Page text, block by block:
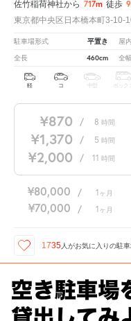
佐竹稲荷神社から 717m 徒歩
東京都中央区日本橋本町3-10-
駐車場形式 平置き 屋
全長 460cm 全
軽 コ 中型 ボック
¥870 / 8 時間
¥1,370 / 5 時間
¥2,000 / 11 時間
¥80,000 / 1 ヶ月
¥70,000 / 1 ヶ月
1735人がお気に入りの駐